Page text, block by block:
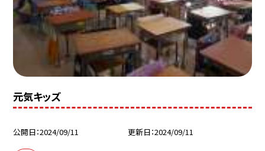
元気キッズ
公開日 2024/09/11 更新日 2024/09/11